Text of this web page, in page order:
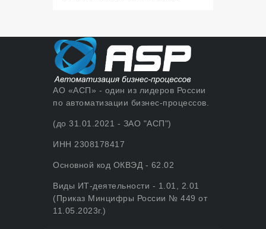
АО «АСП» - один из лидеров России
по автоматизации бизнес-процессов.
(до 31.01.2021 - ЗАО "АСП")
ИНН 2308178417
Основной код ОКВЭД - 62.02
Виды ИТ-деятельности - 1.01, 2.01
(Приказ Минцифры России № 449 от
11.05.2023г.)